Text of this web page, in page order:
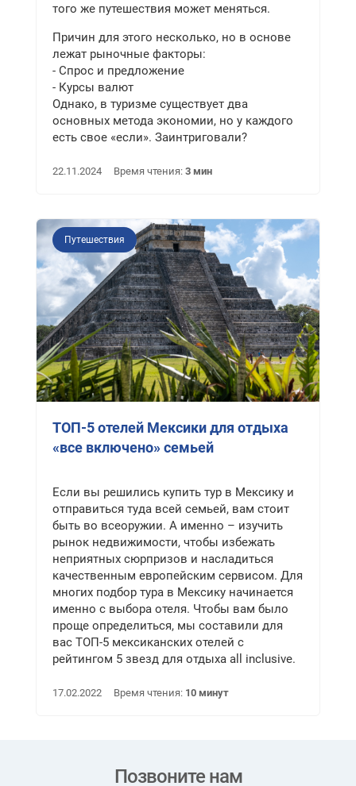
того же путешествия может меняться.
Причин для этого несколько, но в основе
лежат рыночные факторы:
- Спрос и предложение
- Курсы валют
Однако, в туризме существует два
основных метода экономии, но у каждого
есть свое «если». Заинтриговали?
22.11.2024 Время чтения: 3 мин
Путешествия
ТОП-5 отелей Мексики для отдыха
«все включено» семьей
Если вы решились купить тур в Мексику и
отправиться туда всей семьей, вам стоит
быть во всеоружии. А именно – изучить
рынок недвижимости, чтобы избежать
неприятных сюрпризов и насладиться
качественным европейским сервисом. Для
многих подбор тура в Мексику начинается
именно с выбора отеля. Чтобы вам было
проще определиться, мы составили для
вас ТОП-5 мексиканских отелей с
рейтингом 5 звезд для отдыха all inclusive.
17.02.2022 Время чтения: 10 минут
Позвоните нам